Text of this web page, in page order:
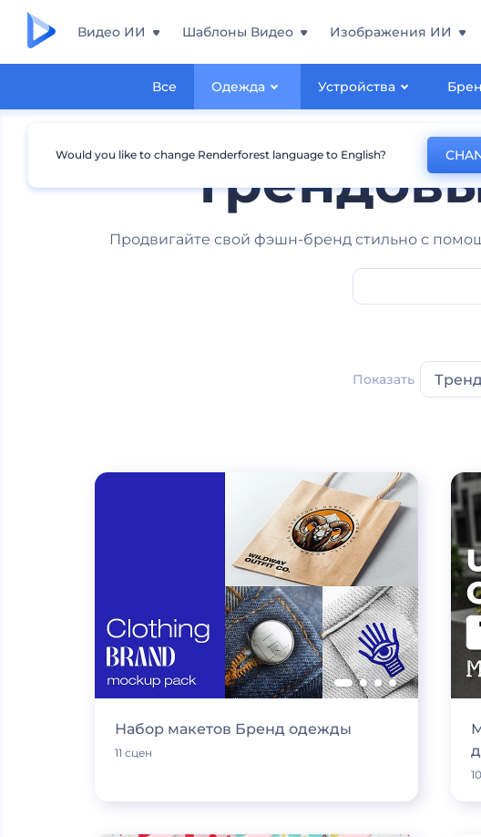
Видео ИИ Шаблоны Видео Изображения ИИ
Все Одежда Устройства
Продвигайте свой фэшн-бренд стильно с
Показать
Набор макетов Бренд одежды
11 сцен
Would you like to change Renderforest language to English?